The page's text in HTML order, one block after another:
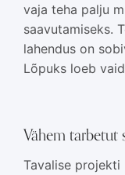
vaja teha palju
saavutamiseks.
lahendus on
Lõpuks loeb
Vähem tarbetut
Tavalise projekti